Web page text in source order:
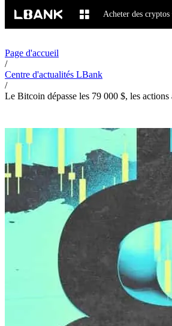
Acheter des cryptos
Page d'accueil
/
Centre d'actualités LBank
/
Le Bitcoin dépasse les 79 000 $, les